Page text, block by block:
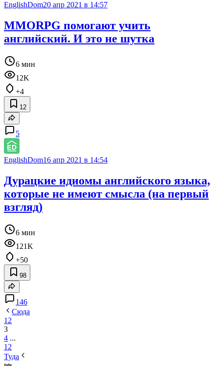
EnglishDom20 апр 2021 в 14:57
MMORPG помогают учить
английский. И это не шутка
6 мин
12K
+4
12
5
EnglishDom16 апр 2021 в 14:54
Дурацкие идиомы английского языка,
которые не имеют смысла (на первый
взгляд)
6 мин
121K
+50
98
146
Сюда
1 2
3
4 ...
12
Туда